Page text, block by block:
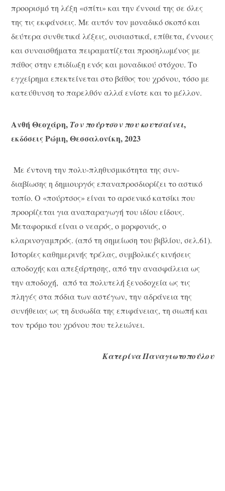
προορισμό τη λέξη «σπίτι» και την έννοιά της σε όλες
της τις εκφάνσεις. Με αυτόν τον μοναδικό σκοπό και
δεύτερα συνθετικά λέξεις, ουσιαστικά, επίθετα, έννοιες
και συναισθήματα πειραματίζεται προσηλωμένος με
πάθος στην επιδίωξη ενός και μοναδικού στόχου. Το
εγχείρημα επεκτείνεται στο βάθος του χρόνου, τόσο με
κατεύθυνση το παρελθόν αλλά ενίοτε και το μέλλον.
Ανθή Θεοχάρη, Τον πούρτσον που κουτσαίνει,
εκδόσεις Ρώμη, Θεσσαλονίκη, 2023
Με έντονη την πολυ-πληθυσμικότητα της συν-
διαβίωσης η δημιουργός επαναπροσδιορίζει το αστικό
τοπίο. Ο «πούρτσος» είναι το αρσενικό κατσίκι που
προορίζεται για αναπαραγωγή του ιδίου είδους.
Μεταφορικά είναι ο νεαρός, ο μορφονιός, ο
κλαρινογαμπρός. (από τη σημείωση του βιβλίου, σελ.61).
Ιστορίες καθημερινής τρέλας, συμβολικές κινήσεις
αποδοχής και απεξάρτησης, από την ανασφάλεια ως
την αποδοχή, από τα πολυτελή ξενοδοχεία ως τις
πληγές στα πόδια των αστέγων, την αδράνεια της
συνήθειας ως τη δυσωδία της επιφάνειας, τη σιωπή και
τον τρόμο του χρόνου που τελειώνει.
Κατερίνα Παναγιωτοπούλου